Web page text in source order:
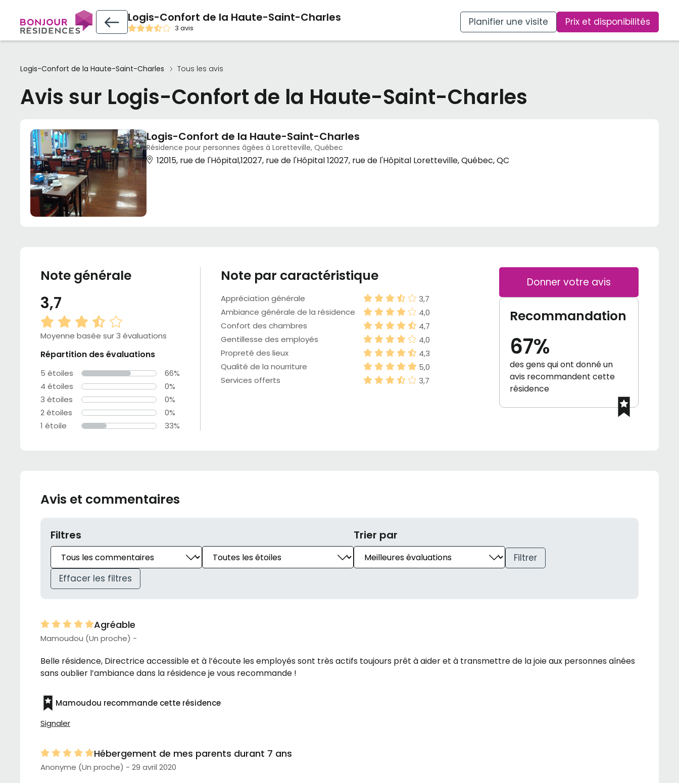
Logis-Confort de la Haute-Saint-Charles
3 avis
Planifier une visite Prix et disponibilités
Logis-Confort de la Haute-Saint-Charles Tous les avis
Avis sur Logis-Confort de la Haute-Saint-Charles
Logis-Confort de la Haute-Saint-Charles
Résidence pour personnes âgées à Loretteville, Québec
12015, rue de l'Hôpital,12027, rue de l'Hôpital 12027, rue de l'Hôpital Loretteville, Québec, QC
Note générale
3,7
Moyenne basée sur 3 évaluations
Répartition des évaluations
5 étoiles
66%
4 étoiles
0%
3 étoiles
0%
2 étoiles
0%
1 étoile
33%
Note par caractéristique
Appréciation générale
3,7
Ambiance générale de la résidence
4,0
Confort des chambres
4,7
Gentillesse des employés
4,0
Propreté des lieux
4,3
Qualité de la nourriture
5,0
Services offerts
3,7
Donner votre avis
Recommandation
67%
des gens qui ont donné un
avis recommandent cette
résidence
Avis et commentaires
Filtres Trier par
Filtrer
Effacer les filtres
Agréable
Mamoudou (Un proche) -
Belle résidence, Directrice accessible et à l’écoute les employés sont très actifs toujours prêt à aider et à transmettre de la joie aux personnes aînées
sans oublier l’ambiance dans la résidence je vous recommande !
Mamoudou recommande cette résidence
Signaler
Hébergement de mes parents durant 7 ans
Anonyme (Un proche) - 29 avril 2020